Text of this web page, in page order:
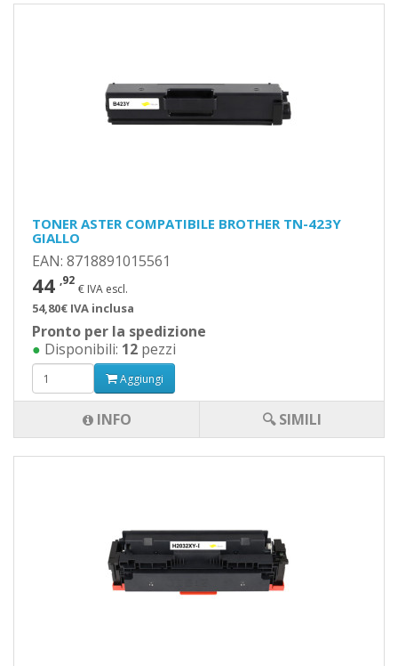
TONER ASTER COMPATIBILE BROTHER TN-423Y
GIALLO
EAN: 8718891015561
44 ,92
€ IVA escl.
54,80€ IVA inclusa
Pronto per la spedizione
● Disponibili: 12 pezzi
Aggiungi
INFO 🔍 SIMILI